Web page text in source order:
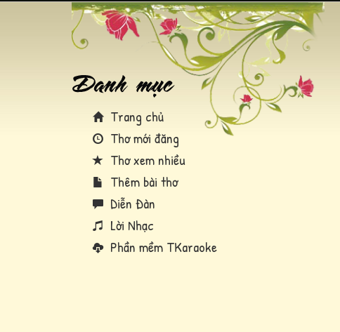
Trang chủ
Thơ mới đăng
Thơ xem nhiều
Thêm bài thơ
Diễn Đàn
Lời Nhạc
Phần mềm TKaraoke